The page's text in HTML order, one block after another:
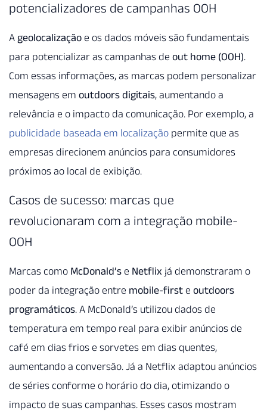
potencializadores de campanhas OOH
A geolocalização e os dados móveis são fundamentais
para potencializar as campanhas de out home (OOH).
Com essas informações, as marcas podem personalizar
mensagens em outdoors digitais, aumentando a
relevância e o impacto da comunicação. Por exemplo, a
publicidade baseada em localização permite que as
empresas direcionem anúncios para consumidores
próximos ao local de exibição.
Casos de sucesso: marcas que
revolucionaram com a integração mobile-
OOH
Marcas como McDonald’s e Netflix já demonstraram o
poder da integração entre mobile-first e outdoors
programáticos. A McDonald’s utilizou dados de
temperatura em tempo real para exibir anúncios de
café em dias frios e sorvetes em dias quentes,
aumentando a conversão. Já a Netflix adaptou anúncios
de séries conforme o horário do dia, otimizando o
impacto de suas campanhas. Esses casos mostram